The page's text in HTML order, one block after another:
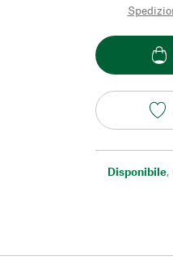
Disponibile,